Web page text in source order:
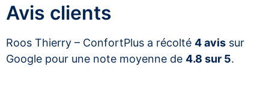
Avis clients
Roos Thierry – ConfortPlus a récolté 4 avis sur
Google pour une note moyenne de 4.8 sur 5.